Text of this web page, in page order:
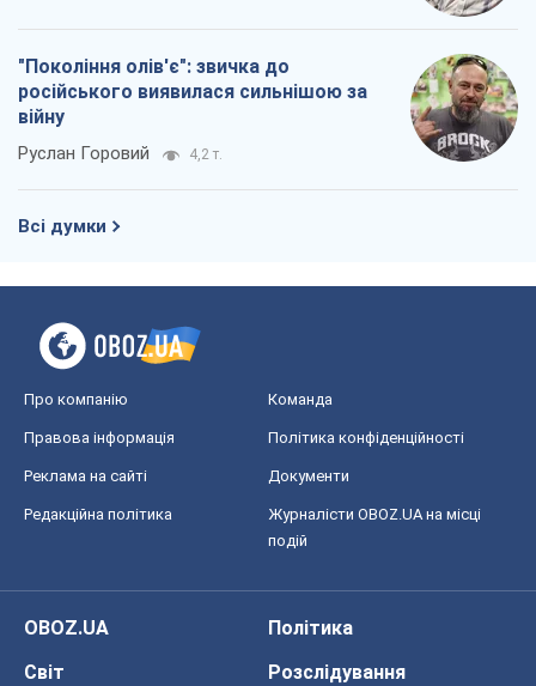
"Покоління олів'є": звичка до
російського виявилася сильнішою за
війну
Руслан Горовий 4,2 т.
Всі думки
Про компанію Команда
Правова інформація Політика конфіденційності
Реклама на сайті Документи
Редакційна політика
Журналісти OBOZ.UA на місці
подій
OBOZ.UA
Політика
Світ
Розслідування